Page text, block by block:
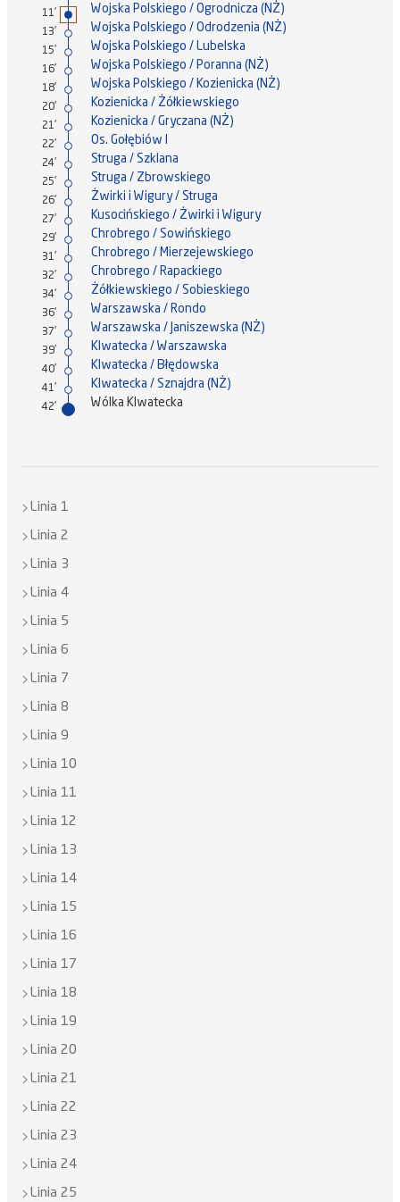
11'
Wojska Polskiego / Ogrodnicza (NŻ)
13' Wojska Polskiego / Odrodzenia (NŻ)
15' Wojska Polskiego / Lubelska
16' Wojska Polskiego / Poranna (NŻ)
18' Wojska Polskiego / Kozienicka (NŻ)
20' Kozienicka / Żółkiewskiego
21' Kozienicka / Gryczana (NŻ)
22' Os. Gołębiów I
24' Struga / Szklana
25' Struga / Zbrowskiego
26' Żwirki i Wigury / Struga
27' Kusocińskiego / Żwirki i Wigury
29' Chrobrego / Sowińskiego
31' Chrobrego / Mierzejewskiego
32' Chrobrego / Rapackiego
34' Żółkiewskiego / Sobieskiego
36' Warszawska / Rondo
37' Warszawska / Janiszewska (NŻ)
39' Klwatecka / Warszawska
40' Klwatecka / Błędowska
41' Klwatecka / Sznajdra (NŻ)
42' Wólka Klwatecka
Linia 1
Linia 2
Linia 3
Linia 4
Linia 5
Linia 6
Linia 7
Linia 8
Linia 9
Linia 10
Linia 11
Linia 12
Linia 13
Linia 14
Linia 15
Linia 16
Linia 17
Linia 18
Linia 19
Linia 20
Linia 21
Linia 22
Linia 23
Linia 24
Linia 25